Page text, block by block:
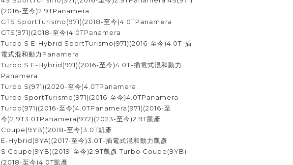
(2016-至今)2.9TPanamera
GTS SportTurismo(971)(2018-至今)4.0TPanamera
GTS(971)(2018-至今)4.0TPanamera
Turbo S E-Hybrid SportTurismo(971)(2016-至今)4.0T-插
電式混和動力Panamera
Turbo S E-Hybrid(971)(2016-至今)4.0T-插電式混和動力
Panamera
Turbo S(971)(2020-至今)4.0TPanamera
Turbo SportTurismo(971)(2016-至今)4.0TPanamera
Turbo(971)(2016-至今)4.0TPanamera(971)(2016-至
今)2.9T3.0TPanamera(972)(2023-至今)2.9T凱彥
Coupe(9YB)(2018-至今)3.0T凱彥
E-Hybrid(9YA)(2017-至今)3.0T-插電式混和動力凱彥
S Coupe(9YB)(2019-至今)2.9T凱彥 Turbo Coupe(9YB)
(2018-至今)4.0T凱彥